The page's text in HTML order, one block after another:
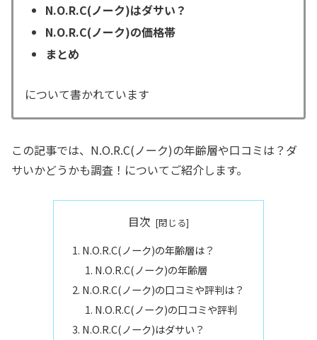
N.O.R.C(ノーク)はダサい？
N.O.R.C(ノーク)の価格帯
まとめ
について書かれています
この記事では、N.O.R.C(ノーク)の年齢層や口コミは？ダ
サいかどうかも調査！についてご紹介します。
目次
N.O.R.C(ノーク)の年齢層は？
N.O.R.C(ノーク)の年齢層
N.O.R.C(ノーク)の口コミや評判は？
N.O.R.C(ノーク)の口コミや評判
N.O.R.C(ノーク)はダサい？